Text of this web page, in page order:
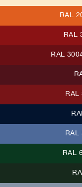
RAL
RAL
RAL
RAL
RAL
RAL